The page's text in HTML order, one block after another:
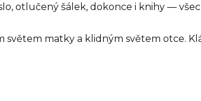
otlučený šálek, dokonce i knihy —
světem matky a klidným světem otce.